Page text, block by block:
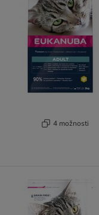
4 možnosti